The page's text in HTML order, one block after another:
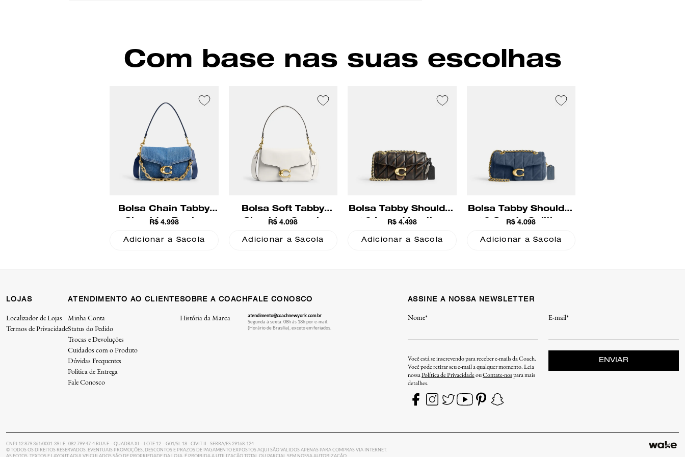
Com base nas suas escolhas
Bolsa Chain Tabby
Shoulder Denim
R$ 4.998
Adicionar a Sacola
Bolsa Soft Tabby
Shoulder Coach
R$ 4.098
Adicionar a Sacola
Bolsa Tabby Shoulder
20 Loved Leather
R$ 4.498
Adicionar a Sacola
Bolsa Tabby Shoulder
20 Suede Quilting
R$ 4.098
Adicionar a Sacola
LOJAS
Localizador de Lojas
Termos de Privacidade
ATENDIMENTO AO CLIENTE
Minha Conta
Status do Pedido
Trocas e Devoluções
Cuidados com o Produto
Dúvidas Frequentes
Política de Entrega
Fale Conosco
SOBRE A COACH
História da Marca
FALE CONOSCO
atendimento@coachnewyork.com.br
Segunda à sexta: 08h às 18h por e-mail.
(Horário de Brasília), exceto em feriados.
ASSINE A NOSSA NEWSLETTER
Nome* E-mail*
Você está se inscrevendo para receber e-mails da Coach.
Você pode retirar seu e-mail a qualquer momento. Leia
nossaPolítica de PrivacidadeouContate-nospara mais
detalhes.
ENVIAR
CNPJ 12.879.361/0001-39 I.E.: 082.799.47-4 RUA F – QUADRA XI – LOTE 12 – G01/SL 18 - CIVIT II - SERRA/ES 29168-124
© TODOS OS DIREITOS RESERVADOS. EVENTUAIS PROMOÇÕES, DESCONTOS E PRAZOS DE PAGAMENTO EXPOSTOS AQUI SÃO VÁLIDOS APENAS PARA COMPRAS VIA INTERNET.
AS FOTOS, TEXTOS E LAYOUT AQUI VEICULADOS SÃO DE PROPRIEDADE DA LOJA. É PROIBIDA A UTILIZAÇÃO TOTAL OU PARCIAL SEM NOSSA AUTORIZAÇÃO.